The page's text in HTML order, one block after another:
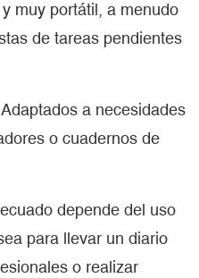
muy portátil, a menudo
de tareas pendientes
a necesidades
o cuadernos de
depende del uso
para llevar un diario
o realizar